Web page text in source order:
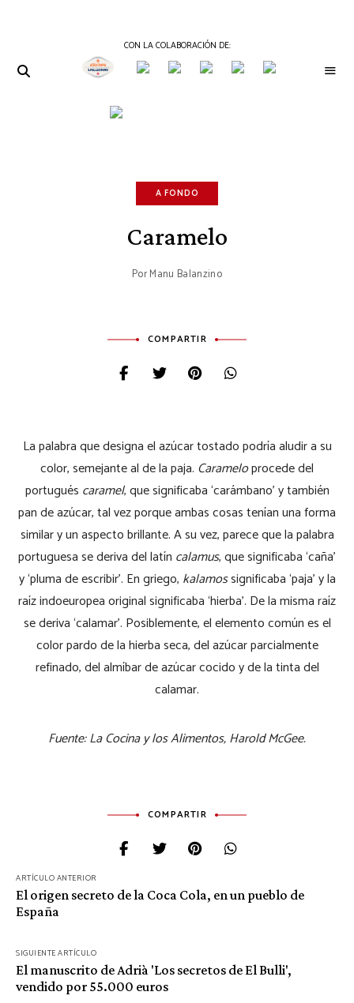
CON LA COLABORACIÓN DE:
Periódico
A FONDO
Caramelo
PorManu Balanzino
COMPARTIR
La palabra que designa el azúcar tostado podría aludir a su
color, semejante al de la paja. Carameloprocede del
portugués caramel, que significaba ‘carámbano’ y también
pan de azúcar, tal vez porque ambas cosas tenían una forma
similar y un aspecto brillante. A su vez, parece que la palabra
portuguesa se deriva del latín calamus, que significaba ‘caña’
y ‘pluma de escribir’. En griego, kalamossignificaba ‘paja’ y la
raíz indoeuropea original significaba ‘hierba’. De la misma raíz
se deriva ‘calamar’. Posiblemente, el elemento común es el
color pardo de la hierba seca, del azúcar parcialmente
refinado, del almíbar de azúcar cocido y de la tinta del
calamar.
Fuente:La Cocina y los Alimentos, Harold McGee.
COMPARTIR
Navegación
de
ARTÍCULO ANTERIOR
El origen secreto de la Coca Cola, en un pueblo de
España
SIGUIENTE ARTÍCULO
El manuscrito de Adrià 'Los secretos de El Bulli',
vendido por 55.000 euros